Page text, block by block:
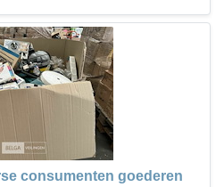
consumenten goederen